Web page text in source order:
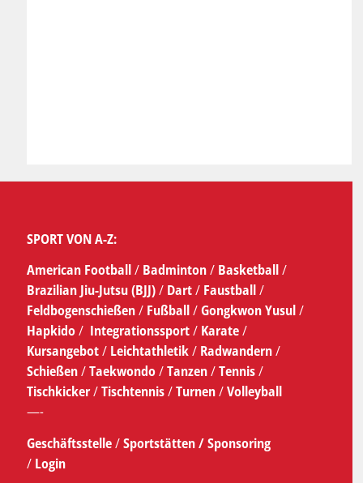
SPORT VON A-Z:
American Football/ Badminton/ Basketball/
Brazilian Jiu-Jutsu (BJJ)/ Dart/ Faustball/
Feldbogenschießen/ Fußball/Gongkwon Yusul/
Hapkido/ Integrationssport/ Karate/
Kursangebot/Leichtathletik/ Radwandern/
Schießen/Taekwondo/Tanzen/Tennis/
Tischkicker/Tischtennis/Turnen/Volleyball
—-
Geschäftsstelle/Sportstätten /Sponsoring
/ Login